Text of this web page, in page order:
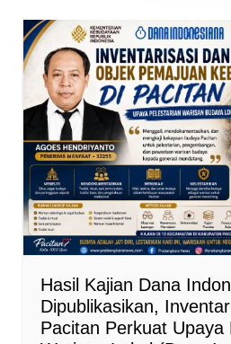
Hasil Kajian Dana
Dipublikasikan,
Pacitan Perkuat Upaya